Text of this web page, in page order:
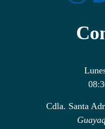
Cdla. Santa